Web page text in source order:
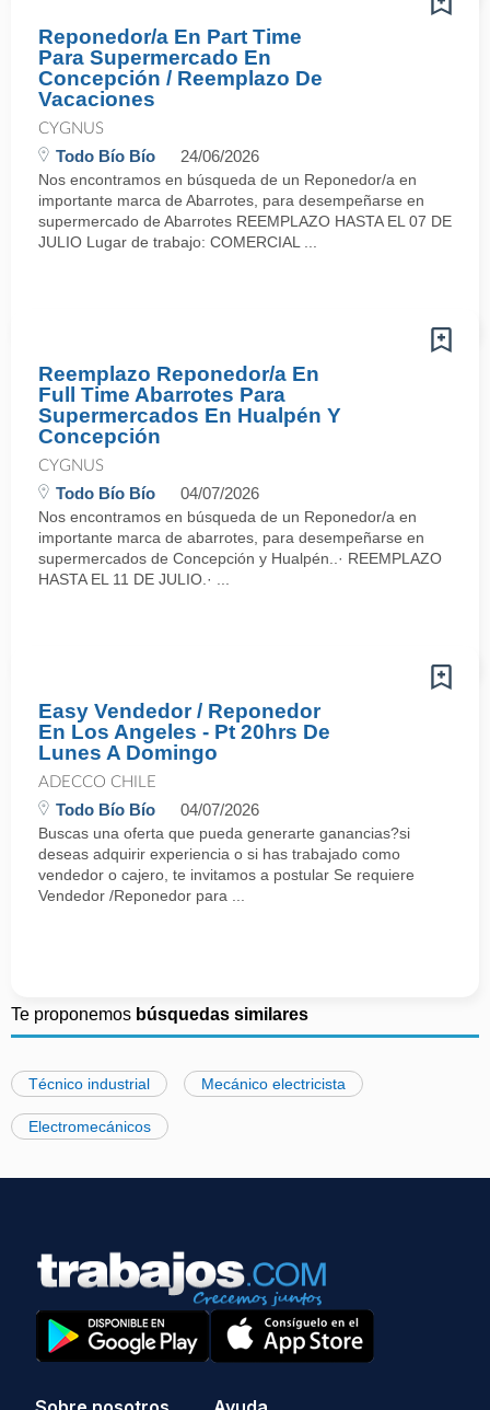
Reponedor/a En Part Time
Para Supermercado En
Concepción / Reemplazo De
Vacaciones
CYGNUS
Todo Bío Bío 24/06/2026
Nos encontramos en búsqueda de un Reponedor/a en
importante marca de Abarrotes, para desempeñarse en
supermercado de Abarrotes REEMPLAZO HASTA EL 07 DE
JULIO Lugar de trabajo: COMERCIAL ...
Reemplazo Reponedor/a En
Full Time Abarrotes Para
Supermercados En Hualpén Y
Concepción
CYGNUS
Todo Bío Bío 04/07/2026
Nos encontramos en búsqueda de un Reponedor/a en
importante marca de abarrotes, para desempeñarse en
supermercados de Concepción y Hualpén..· REEMPLAZO
HASTA EL 11 DE JULIO.· ...
Easy Vendedor / Reponedor
En Los Angeles - Pt 20hrs De
Lunes A Domingo
ADECCO CHILE
Todo Bío Bío 04/07/2026
Buscas una oferta que pueda generarte ganancias?si
deseas adquirir experiencia o si has trabajado como
vendedor o cajero, te invitamos a postular Se requiere
Vendedor /Reponedor para ...
Te proponemos búsquedas similares
Técnico industrial Mecánico electricista
Electromecánicos